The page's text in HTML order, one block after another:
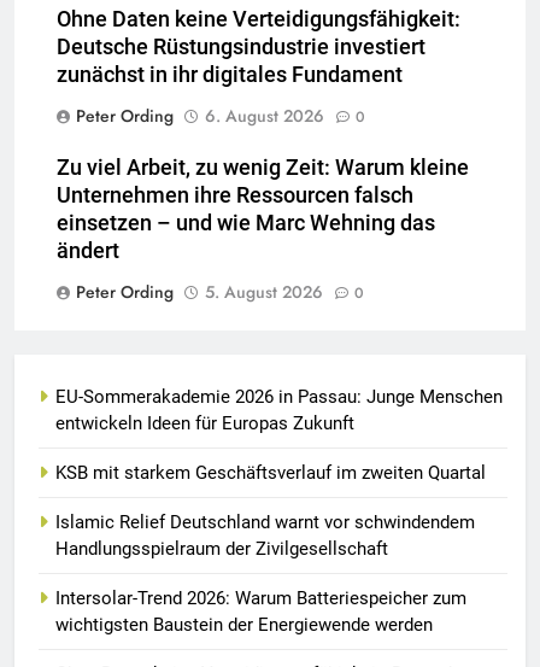
Ohne Daten keine Verteidigungsfähigkeit:
Deutsche Rüstungsindustrie investiert
zunächst in ihr digitales Fundament
Peter Ording
6. August 2026 0
Zu viel Arbeit, zu wenig Zeit: Warum kleine
Unternehmen ihre Ressourcen falsch
einsetzen – und wie Marc Wehning das
ändert
Peter Ording
5. August 2026 0
EU-Sommerakademie 2026 in Passau: Junge Menschen
entwickeln Ideen für Europas Zukunft
KSB mit starkem Geschäftsverlauf im zweiten Quartal
Islamic Relief Deutschland warnt vor schwindendem
Handlungsspielraum der Zivilgesellschaft
Intersolar-Trend 2026: Warum Batteriespeicher zum
wichtigsten Baustein der Energiewende werden